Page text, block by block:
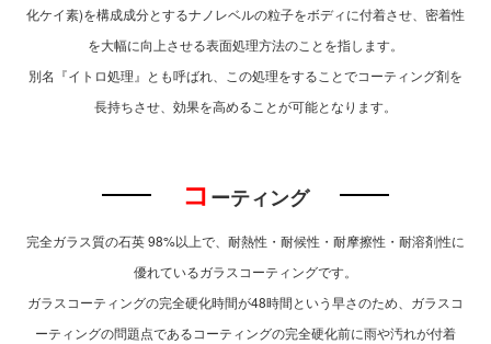
化ケイ素)を構成成分とするナノレベルの粒子をボディに付着させ、密着性
を大幅に向上させる表面処理方法のことを指します。
別名『イトロ処理』とも呼ばれ、この処理をすることでコーティング剤を
長持ちさせ、効果を高めることが可能となります。
コーティング
完全ガラス質の石英 98%以上で、耐熱性・耐候性・耐摩擦性・耐溶剤性に
優れているガラスコーティングです。
ガラスコーティングの完全硬化時間が48時間という早さのため、ガラスコ
ーティングの問題点であるコーティングの完全硬化前に雨や汚れが付着